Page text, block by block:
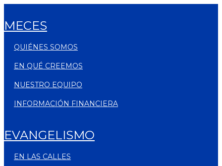
MECES
QUIÉNES SOMOS
EN QUÉ CREEMOS
NUESTRO EQUIPO
INFORMACIÓN FINANCIERA
EVANGELISMO
EN LAS CALLES